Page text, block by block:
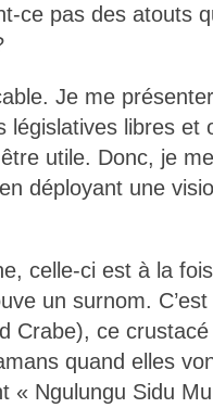
ce pas des atouts
Je me
libres et
utile. Donc, je
déployant une
celle-ci est à la
un surnom.
Crabe), ce
quand elles
« Ngulungu Sidu